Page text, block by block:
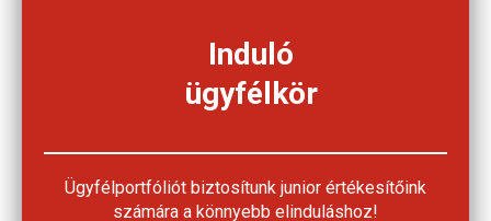
Induló
ügyfélkör
Ügyfélportfóliót biztosítunk junior értékesítőink
számára a könnyebb elinduláshoz!